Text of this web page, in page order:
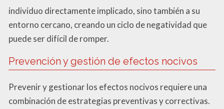
individuo directamente implicado, sino también a su
entorno cercano, creando un ciclo de negatividad que
puede ser difícil de romper.
Prevención y gestión de efectos nocivos
Prevenir y gestionar los efectos nocivos requiere una
combinación de estrategias preventivas y correctivas.